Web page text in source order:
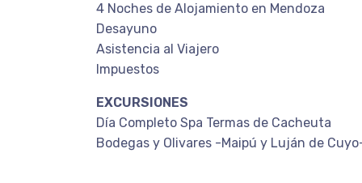
4 Noches de Alojamiento en Mendoza
Desayuno
Asistencia al Viajero
Impuestos
EXCURSIONES
Día Completo Spa Termas de Cacheuta
Bodegas y Olivares -Maipú y Luján de